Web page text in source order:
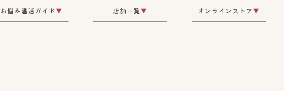
お悩み温活ガイド▼ 店舗一覧▼ オンラインストア ▼